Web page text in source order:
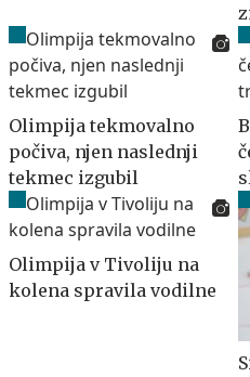
Olimpija tekmovalno
počiva, njen naslednji
tekmec izgubil
Olimpija v Tivoliju na
kolena spravila vodilne